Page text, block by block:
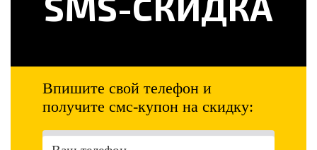
Впишите свой телефон и
получите смс-купон на скидку: